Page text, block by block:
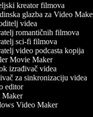
kreator filmova
glazba za Video Maker
videa
romantičnih filmova
sci-fi filmova
video podcasta kopija
Movie Maker
izrađivač videa
za sinkronizaciju videa
editor
Video Maker